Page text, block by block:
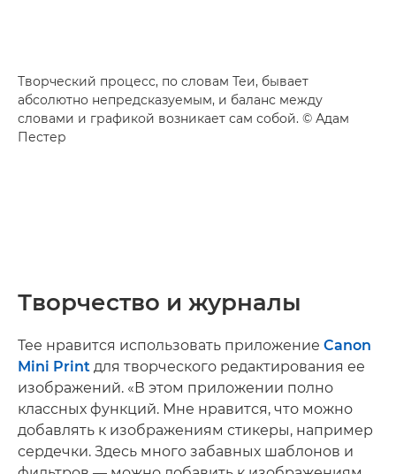
Творческий процесс, по словам Теи, бывает
абсолютно непредсказуемым, и баланс между
словами и графикой возникает сам собой. © Адам
Пестер
Творчество и журналы
Тее нравится использовать приложение Canon
Mini Print для творческого редактирования ее
изображений. «В этом приложении полно
классных функций. Мне нравится, что можно
добавлять к изображениям стикеры, например
сердечки. Здесь много забавных шаблонов и